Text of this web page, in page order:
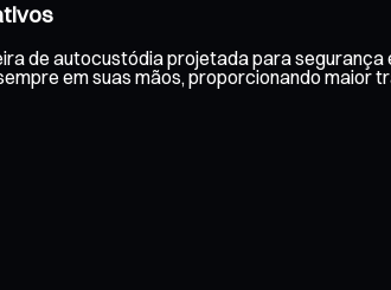
de autocustódia projetada para
em suas mãos, proporcionando maior